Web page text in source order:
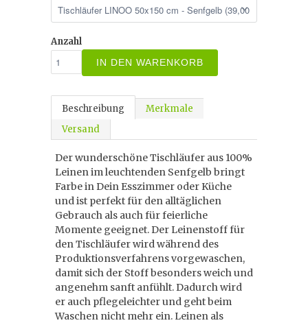
Anzahl
IN DEN WARENKORB
Beschreibung
Merkmale
Versand
Der wunderschöne Tischläufer aus 100%
Leinen im leuchtenden Senfgelb bringt
Farbe in Dein Esszimmer oder Küche
und ist perfekt für den alltäglichen
Gebrauch als auch für feierliche
Momente geeignet. Der Leinenstoff für
den Tischläufer wird während des
Produktionsverfahrens vorgewaschen,
damit sich der Stoff besonders weich und
angenehm sanft anfühlt. Dadurch wird
er auch pflegeleichter und geht beim
Waschen nicht mehr ein. Leinen als